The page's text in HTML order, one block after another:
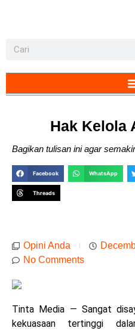
Hak Kelola
Bagikan tulisan ini agar
Facebook WhatsApp
Threads
Opini Anda
No Comments
Tinta Media — Sangat
kekuasaan tertinggi